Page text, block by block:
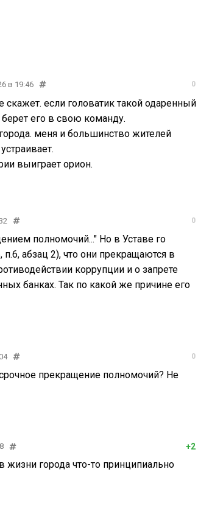
в 19:46 0
скажет. если головатик такой одаренный
его в свою команду.
меня и большинство жителей
выиграет орион.
0
полномочий..." Но в Уставе го
п.6, абзац 2), что они прекращаются в
коррупции и о запрете
банках. Так по какой же причине его
0
прекращение полномочий? Не
+2
жизни города что-то принципиально